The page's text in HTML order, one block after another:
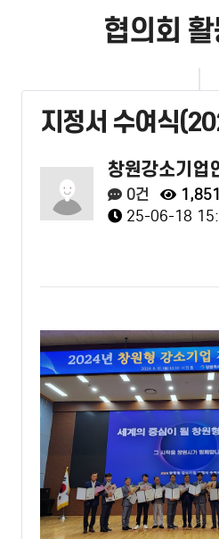
협의회
지정서 수여식
창원강소기업
0건
25-06-18